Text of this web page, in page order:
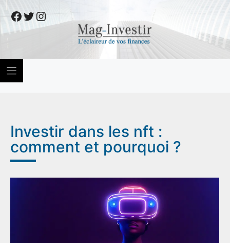
to
content
Facebook
Twitter
Instagram
Investir dans les nft :
comment et pourquoi ?